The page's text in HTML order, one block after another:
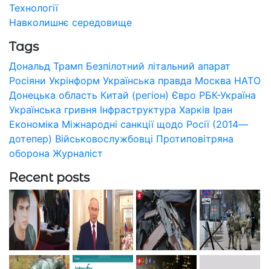
Технології
Навколишнє середовище
Tags
Дональд Трамп Безпілотний літальний апарат
Росіяни Укрінформ Українська правда Москва НАТО
Донецька область Китай (регіон) Євро РБК-Україна
Українська гривня Інфраструктура Харків Іран
Економіка Міжнародні санкції щодо Росії (2014—
дотепер) Військовослужбовці Протиповітряна
оборона Журналіст
Recent posts